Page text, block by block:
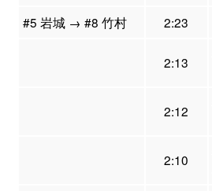
#5 岩城 → #8 竹村 2:23
2:13
2:12
2:10